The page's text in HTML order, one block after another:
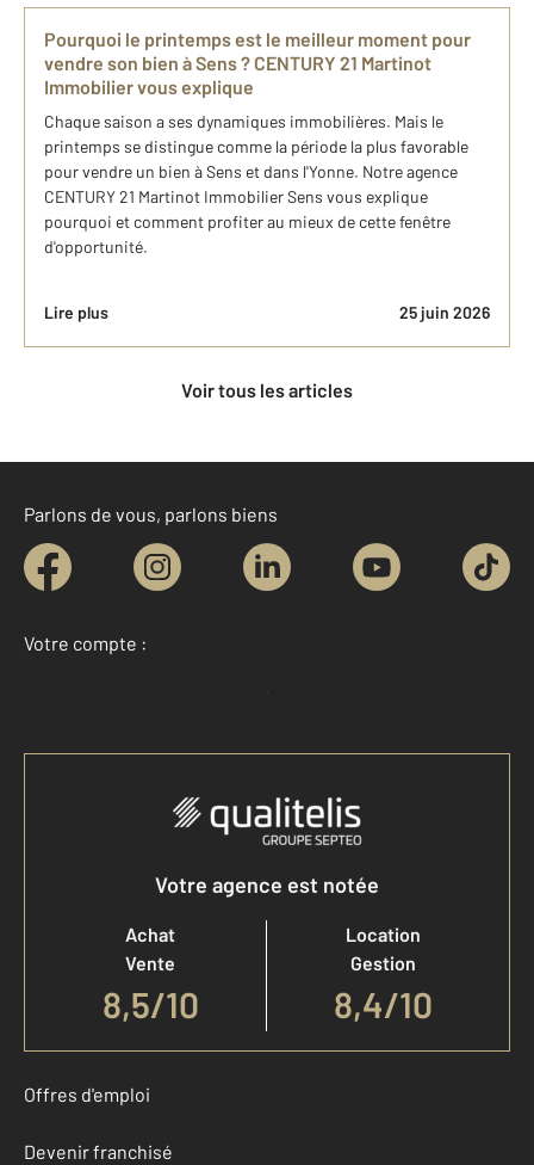
Pourquoi le printemps est le meilleur moment pour
vendre son bien à Sens ? CENTURY 21 Martinot
Immobilier vous explique
Chaque saison a ses dynamiques immobilières. Mais le
printemps se distingue comme la période la plus favorable
pour vendre un bien à Sens et dans l'Yonne. Notre agence
CENTURY 21 Martinot Immobilier Sens vous explique
pourquoi et comment profiter au mieux de cette fenêtre
d'opportunité.
Lire plus 25 juin 2026
Voir tous les articles
Parlons de vous, parlons biens
Votre compte :
Accéder à mon compte
Votre agence est notée
Achat
Vente
8,5/10
Location
Gestion
8,4/10
Offres d'emploi
Devenir franchisé